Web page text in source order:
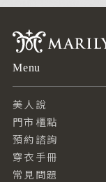
Menu
美人說
門市櫃點
預約諮詢
穿衣手冊
常見問題